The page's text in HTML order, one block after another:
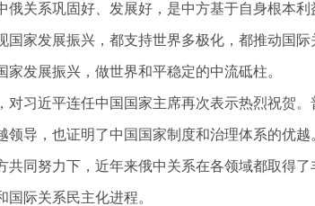
关系巩固好、发展好，是中方基于自身根本
家发展振兴，都支持世界多极化，都推动国
发展振兴，做世界和平稳定的中流砥柱。
近平连任中国国家主席再次表示热烈祝贺。
导，也证明了中国国家制度和治理体系的优
同努力下，近年来俄中关系在各领域都取得
际关系民主化进程。